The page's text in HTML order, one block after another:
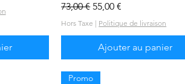
Prix original
73,00 € Prix promotionnel
55,00 €
Hors Taxe | Politique de livraison
Ajouter au panier
Promo